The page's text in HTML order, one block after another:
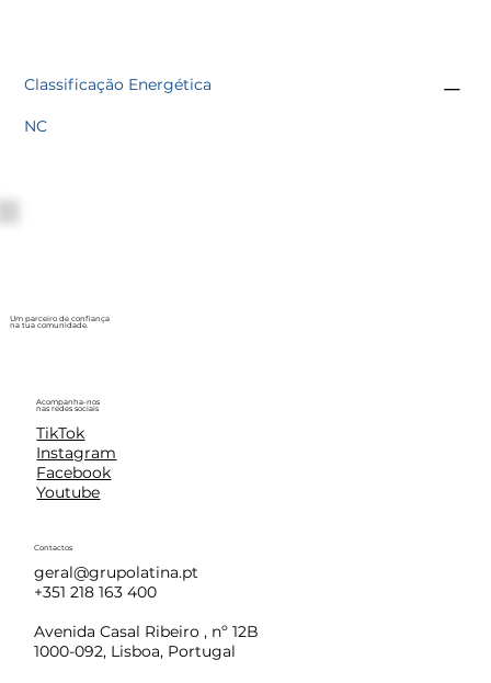
Classificação Energética
NC
Um parceiro de confiança
na tua comunidade.
Acompanha-nos
nas redes sociais
TikTok
Instagram
Facebook
Youtube
Contactos
geral@grupolatina.pt
+351 218 163 400
Avenida Casal Ribeiro , nº 12B
1000-092, Lisboa, Portugal